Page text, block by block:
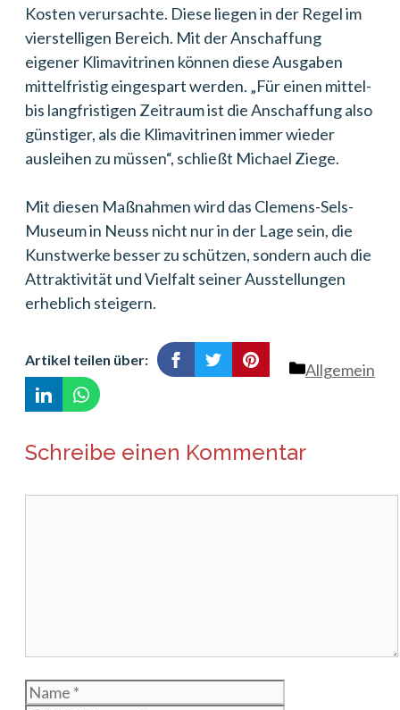
Kosten verursachte. Diese liegen in der Regel im
vierstelligen Bereich. Mit der Anschaffung
eigener Klimavitrinen können diese Ausgaben
mittelfristig eingespart werden. „Für einen mittel-
bis langfristigen Zeitraum ist die Anschaffung also
günstiger, als die Klimavitrinen immer wieder
ausleihen zu müssen“, schließt Michael Ziege.
Mit diesen Maßnahmen wird das Clemens-Sels-
Museum in Neuss nicht nur in der Lage sein, die
Kunstwerke besser zu schützen, sondern auch die
Attraktivität und Vielfalt seiner Ausstellungen
erheblich steigern.
Kategorien
Allgemein
Artikel teilen über:
Schreibe einen Kommentar
Name